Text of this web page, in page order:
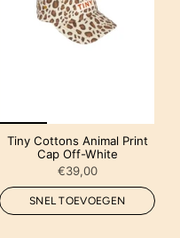
Tiny Cottons Animal Print
Cap Off-White
€39,00
SNEL TOEVOEGEN